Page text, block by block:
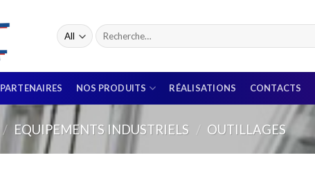
PARTENAIRES NOS PRODUITS RÉALISATIONS CONTACTS
/ EQUIPEMENTS INDUSTRIELS / OUTILLAGES